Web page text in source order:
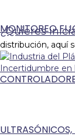
MONITOREO
ULTRASÓNICOS,
¿Quieres
distribución, aquí